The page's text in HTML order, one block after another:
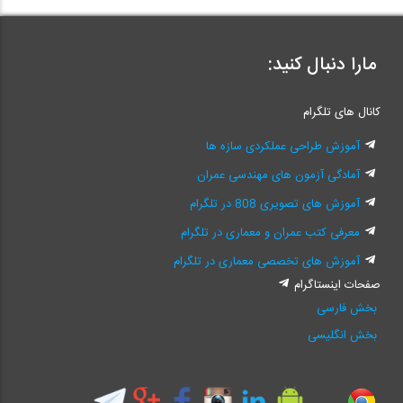
مارا دنبال کنید:
کانال های تلگرام
آموزش طراحی عملکردی سازه ها
آمادگی آزمون های مهندسی عمران
آموزش های تصویری 808 در تلگرام
معرفی کتب عمران و معماری در تلگرام
آموزش های تخصصی معماری در تلگرام
صفحات اینستاگرام
بخش فارسی
بخش انگلیسی